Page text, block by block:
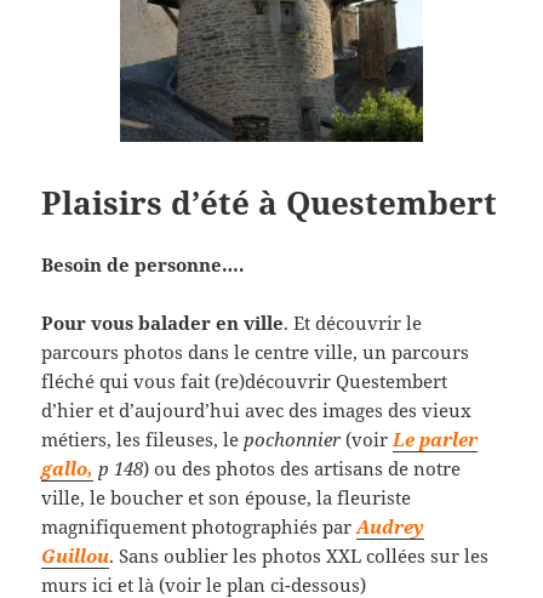
Plaisirs d’été à Questembert
Besoin de personne….
Pour vous balader en ville. Et découvrir le
parcours photos dans le centre ville, un parcours
fléché qui vous fait (re)découvrir Questembert
d’hier et d’aujourd’hui avec des images des vieux
métiers, les fileuses, le pochonnier (voir Le parler
gallo, p 148) ou des photos des artisans de notre
ville, le boucher et son épouse, la fleuriste
magnifiquement photographiés parAudrey
Guillou. Sans oublier les photos XXL collées sur les
murs ici et là (voir le plan ci-dessous)